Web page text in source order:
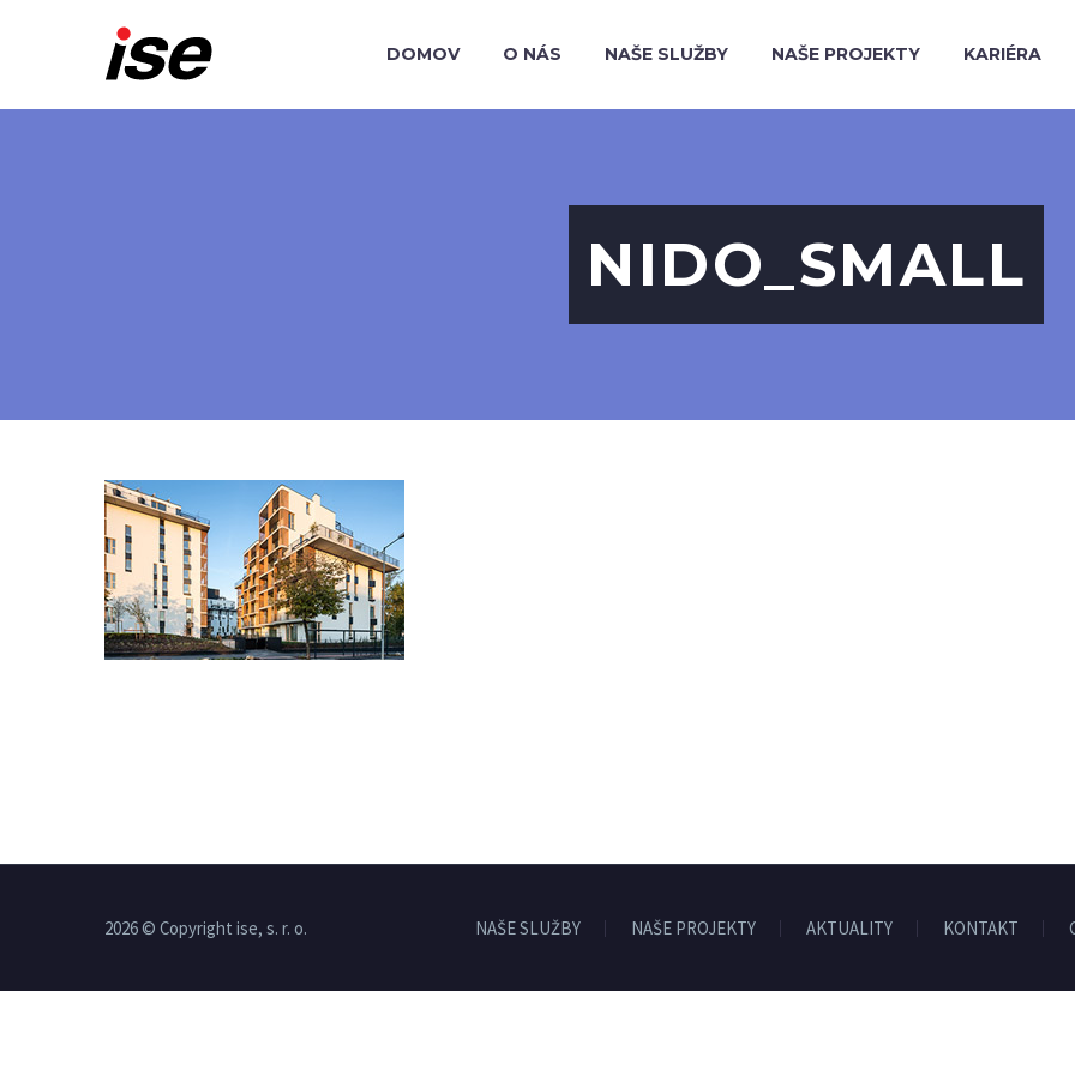
DOMOV O NÁS NAŠE SLUŽBY NAŠE PROJEKTY KARIÉRA
NIDO_SMALL
NAŠE SLUŽBY NAŠE PROJEKTY AKTUALITY KONTAKT
2026 © Copyright ise, s. r. o.